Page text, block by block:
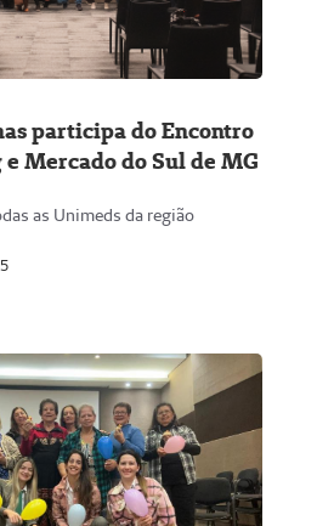
participa do Encontro
Mercado do Sul de MG
as Unimeds da região